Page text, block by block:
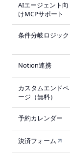
AIエージェント向
けMCPサポート
条件分岐ロジック
Notion連携
カスタムエンドペ
ージ（無料）
予約カレンダー
決済フォーム